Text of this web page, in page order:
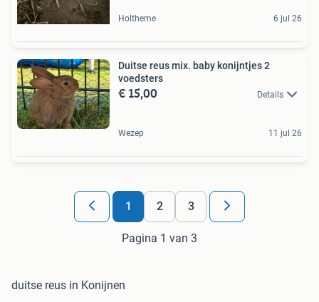
Holtheme 6 jul 26
Duitse reus mix. baby konijntjes 2
voedsters
€ 15,00 Details
Wezep 11 jul 26
1 2 3
Pagina 1 van 3
duitse reus in Konijnen